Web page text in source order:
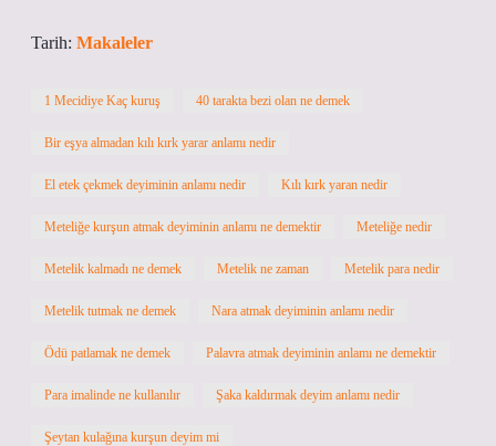
Tarih: Makaleler
1 Mecidiye Kaç kuruş 40 tarakta bezi olan ne demek
Bir eşya almadan kılı kırk yarar anlamı nedir
El etek çekmek deyiminin anlamı nedir Kılı kırk yaran nedir
Meteliğe kurşun atmak deyiminin anlamı ne demektir Meteliğe nedir
Metelik kalmadı ne demek Metelik ne zaman Metelik para nedir
Metelik tutmak ne demek Nara atmak deyiminin anlamı nedir
Ödü patlamak ne demek Palavra atmak deyiminin anlamı ne demektir
Para imalinde ne kullanılır Şaka kaldırmak deyim anlamı nedir
Şeytan kulağına kurşun deyim mi